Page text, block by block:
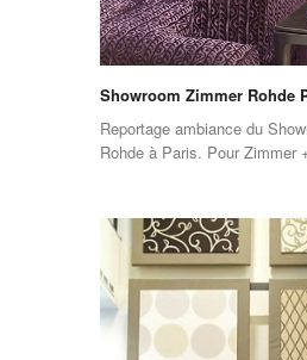
Showroom Zimmer Rohde
Reportage ambiance du
Rohde à Paris. Pour Zimmer